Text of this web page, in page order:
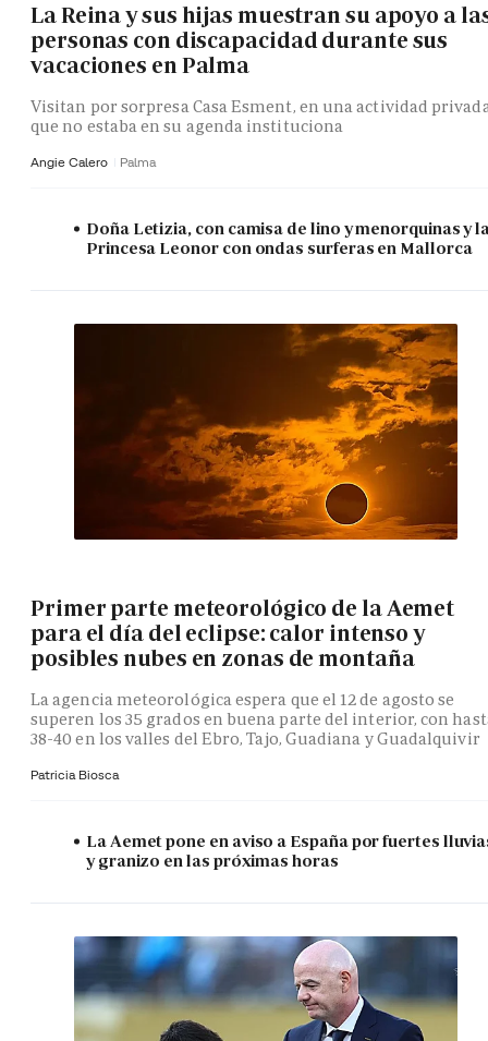
La Reina y sus hijas muestran su apoyo a
personas con discapacidad durante sus
vacaciones en Palma
Visitan por sorpresa Casa Esment, en una actividad
que no estaba en su agenda instituciona
Angie Calero Palma
Doña Letizia, con camisa de lino y menorquinas y
Princesa Leonor con ondas surferas en Mallorca
Primer parte meteorológico de la Aemet
para el día del eclipse: calor intenso y
posibles nubes en zonas de montaña
La agencia meteorológica espera que el 12 de agosto se
superen los 35 grados en buena parte del interior, con
38-40 en los valles del Ebro, Tajo, Guadiana y Guadalquivir
Patricia Biosca
La Aemet pone en aviso a España por fuertes
y granizo en las próximas horas